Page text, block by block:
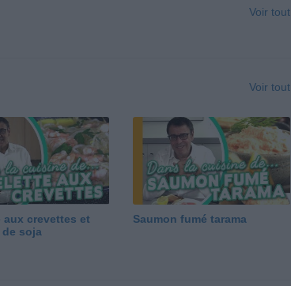
Voir tout
Voir tout
aux crevettes et
soja
Saumon fumé tarama